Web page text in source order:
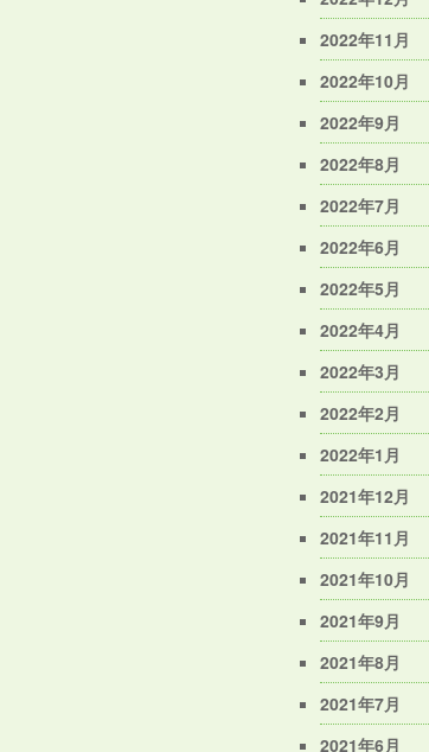
2022年11月
2022年10月
2022年9月
2022年8月
2022年7月
2022年6月
2022年5月
2022年4月
2022年3月
2022年2月
2022年1月
2021年12月
2021年11月
2021年10月
2021年9月
2021年8月
2021年7月
2021年6月